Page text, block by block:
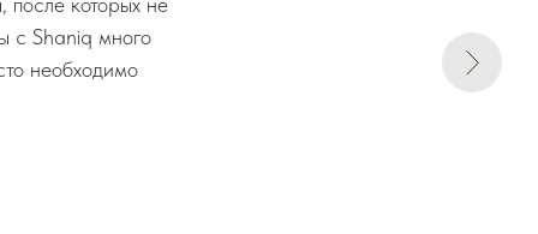
с Shaniq много
необходимо